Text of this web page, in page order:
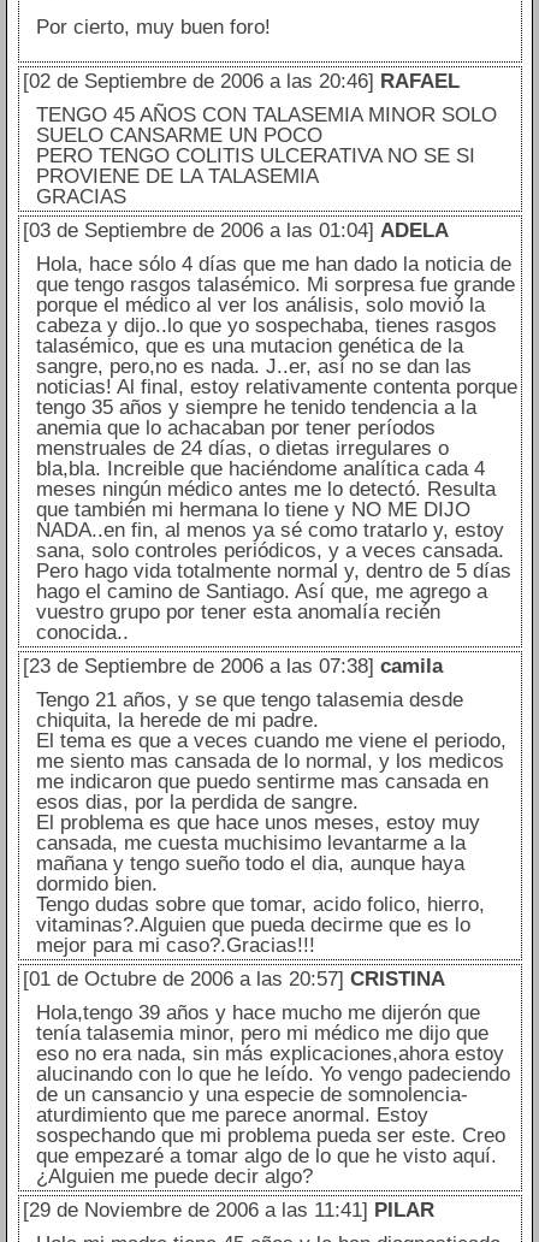
Por cierto, muy buen foro!
[02 de Septiembre de 2006 a las 20:46] RAFAEL
TENGO 45 AÑOS CON TALASEMIA MINOR SOLO
SUELO CANSARME UN POCO
PERO TENGO COLITIS ULCERATIVA NO SE SI
PROVIENE DE LA TALASEMIA
GRACIAS
[03 de Septiembre de 2006 a las 01:04] ADELA
Hola, hace sólo 4 días que me han dado la noticia de
que tengo rasgos talasémico. Mi sorpresa fue grande
porque el médico al ver los análisis, solo movió la
cabeza y dijo..lo que yo sospechaba, tienes rasgos
talasémico, que es una mutacion genética de la
sangre, pero,no es nada. J..er, así no se dan las
noticias! Al final, estoy relativamente contenta porque
tengo 35 años y siempre he tenido tendencia a la
anemia que lo achacaban por tener períodos
menstruales de 24 días, o dietas irregulares o
bla,bla. Increible que haciéndome analítica cada 4
meses ningún médico antes me lo detectó. Resulta
que también mi hermana lo tiene y NO ME DIJO
NADA..en fin, al menos ya sé como tratarlo y, estoy
sana, solo controles periódicos, y a veces cansada.
Pero hago vida totalmente normal y, dentro de 5 días
hago el camino de Santiago. Así que, me agrego a
vuestro grupo por tener esta anomalía recién
conocida..
[23 de Septiembre de 2006 a las 07:38] camila
Tengo 21 años, y se que tengo talasemia desde
chiquita, la herede de mi padre.
El tema es que a veces cuando me viene el periodo,
me siento mas cansada de lo normal, y los medicos
me indicaron que puedo sentirme mas cansada en
esos dias, por la perdida de sangre.
El problema es que hace unos meses, estoy muy
cansada, me cuesta muchisimo levantarme a la
mañana y tengo sueño todo el dia, aunque haya
dormido bien.
Tengo dudas sobre que tomar, acido folico, hierro,
vitaminas?.Alguien que pueda decirme que es lo
mejor para mi caso?.Gracias!!!
[01 de Octubre de 2006 a las 20:57] CRISTINA
Hola,tengo 39 años y hace mucho me dijerón que
tenía talasemia minor, pero mi médico me dijo que
eso no era nada, sin más explicaciones,ahora estoy
alucinando con lo que he leído. Yo vengo padeciendo
de un cansancio y una especie de somnolencia-
aturdimiento que me parece anormal. Estoy
sospechando que mi problema pueda ser este. Creo
que empezaré a tomar algo de lo que he visto aquí.
¿Alguien me puede decir algo?
[29 de Noviembre de 2006 a las 11:41] PILAR